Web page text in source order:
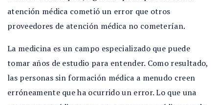
atención médica cometió un error que otros
proveedores de atención médica no cometerían.
La medicina es un campo especializado que puede
tomar años de estudio para entender. Como resultado,
las personas sin formación médica a menudo creen
erróneamente que ha ocurrido un error. Lo que una